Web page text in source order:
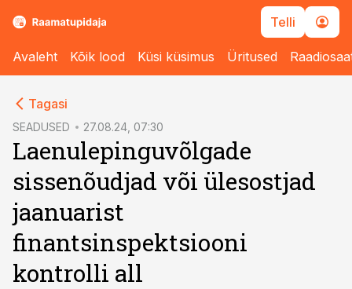
Telli
Avaleht Kõik lood Küsi küsimus Üritused
Tagasi
SEADUSED 27.08.24, 07:30
Laenulepinguvõlgade
sissenõudjad või ülesostjad
jaanuarist
finantsinspektsiooni
kontrolli all